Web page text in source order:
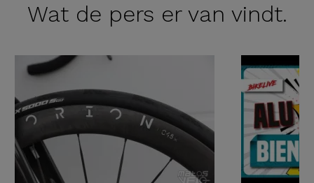
Wat de pers er van vindt.